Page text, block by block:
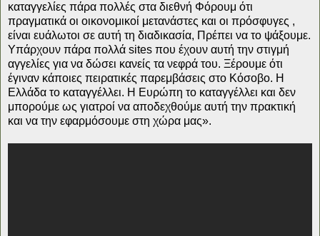
καταγγελίες πάρα πολλές στα διεθνή Φόρουμ ότι
πραγματικά οι οικονομικοί μετανάστες και οι πρόσφυγες ,
είναι ευάλωτοι σε αυτή τη διαδικασία, Πρέπει να το ψάξουμε.
Υπάρχουν πάρα πολλά sites που έχουν αυτή την στιγμή
αγγελίες για να δώσει κανείς τα νεφρά του. Ξέρουμε ότι
έγιναν κάποιες πειρατικές παρεμβάσεις στο Κόσοβο. Η
Ελλάδα το καταγγέλλει. Η Ευρώπη το καταγγέλλει και δεν
μπορούμε ως γιατροί να αποδεχθούμε αυτή την πρακτική
και να την εφαρμόσουμε στη χώρα μας».